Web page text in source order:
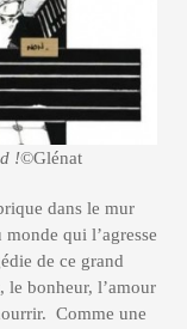
!©Glénat
dans le mur
qui l’agresse
de ce grand
le bonheur, l’amour
Comme une